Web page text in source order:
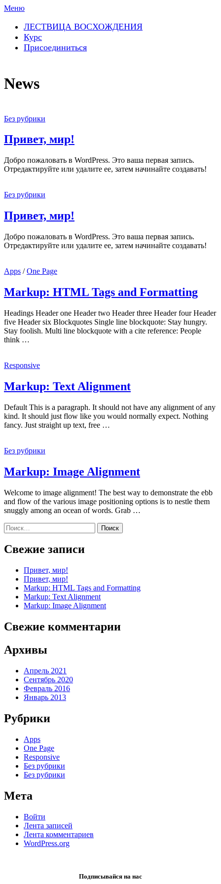
Перейти
содержимому
Меню
ЛЕСТВИЦА ВОСХОЖДЕНИЯ
Курс
Присоединиться
News
News
Без рубрики
Привет, мир!
Добро пожаловать в WordPress. Это ваша первая запись.
Отредактируйте или удалите ее, затем начинайте создавать!
Без рубрики
Привет, мир!
Добро пожаловать в WordPress. Это ваша первая запись.
Отредактируйте или удалите ее, затем начинайте создавать!
Apps /One Page
Markup: HTML Tags and Formatting
Headings Header one Header two Header three Header four Header
five Header six Blockquotes Single line blockquote: Stay hungry.
Stay foolish. Multi line blockquote with a cite reference: People
think …
Responsive
Markup: Text Alignment
Default This is a paragraph. It should not have any alignment of any
kind. It should just flow like you would normally expect. Nothing
fancy. Just straight up text, free …
Без рубрики
Markup: Image Alignment
Welcome to image alignment! The best way to demonstrate the ebb
and flow of the various image positioning options is to nestle them
snuggly among an ocean of words. Grab …
Найти:
Свежие записи
Привет, мир!
Привет, мир!
Markup: HTML Tags and Formatting
Markup: Text Alignment
Markup: Image Alignment
Свежие комментарии
Архивы
Апрель 2021
Сентябрь 2020
Февраль 2016
Январь 2013
Рубрики
Apps
One Page
Responsive
Без рубрики
Без рубрики
Мета
Войти
Лента записей
Лента комментариев
WordPress.org
Подписывайся на нас